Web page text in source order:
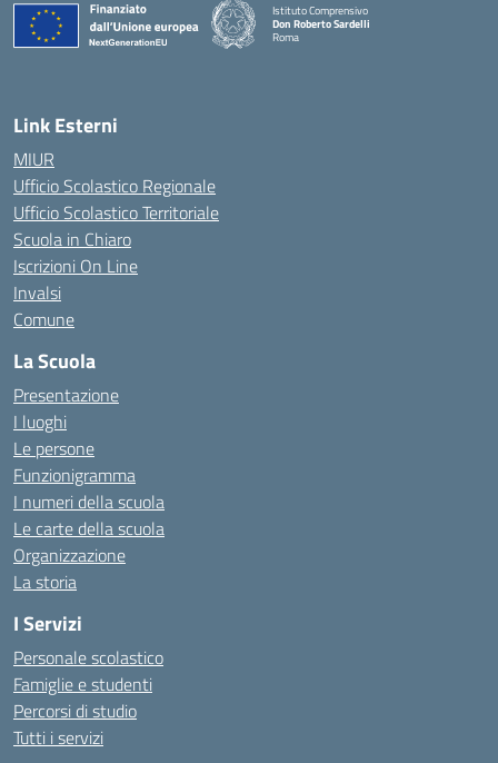
Istituto Comprensivo
Don Roberto Sardelli
Roma
Link Esterni
MIUR
Ufficio Scolastico Regionale
Ufficio Scolastico Territoriale
Scuola in Chiaro
Iscrizioni On Line
Invalsi
Comune
La Scuola
Presentazione
I luoghi
Le persone
Funzionigramma
I numeri della scuola
Le carte della scuola
Organizzazione
La storia
I Servizi
Personale scolastico
Famiglie e studenti
Percorsi di studio
Tutti i servizi